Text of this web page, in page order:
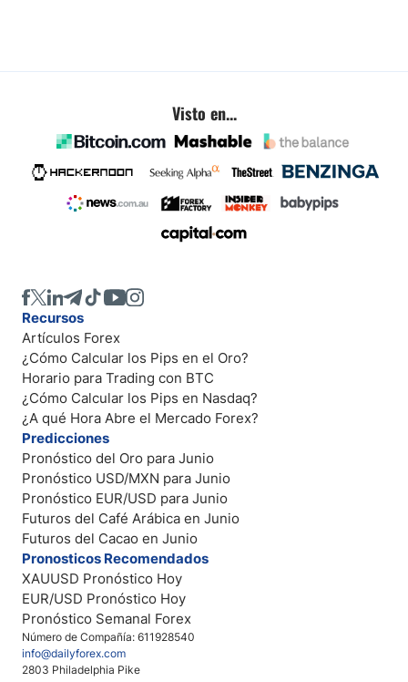
Visto en...
Número de Compañía: 611928540
info@dailyforex.com
2803 Philadelphia Pike
Recursos
Artículos Forex
¿Cómo Calcular los Pips en el Oro?
Horario para Trading con BTC
¿Cómo Calcular los Pips en Nasdaq?
¿A qué Hora Abre el Mercado Forex?
Predicciones
Pronóstico del Oro para Junio
Pronóstico USD/MXN para Junio
Pronóstico EUR/USD para Junio
Futuros del Café Arábica en Junio
Futuros del Cacao en Junio
Pronosticos Recomendados
XAUUSD Pronóstico Hoy
EUR/USD Pronóstico Hoy
Pronóstico Semanal Forex